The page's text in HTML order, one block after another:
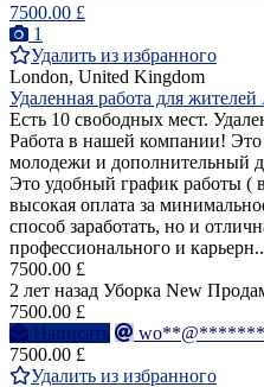
7500.00 £
1
Удалить из избранного
London, United Kingdom
Удаленная работа для
Есть 10 свободных мест.
Работа в нашей компании!
молодежи и дополнительный
Это удобный график работы (
высокая оплата за
способ заработать, но и
профессионального и
7500.00 £
2 лет назад Уборка New
7500.00 £
Написать
7500.00 £
Удалить из избранного